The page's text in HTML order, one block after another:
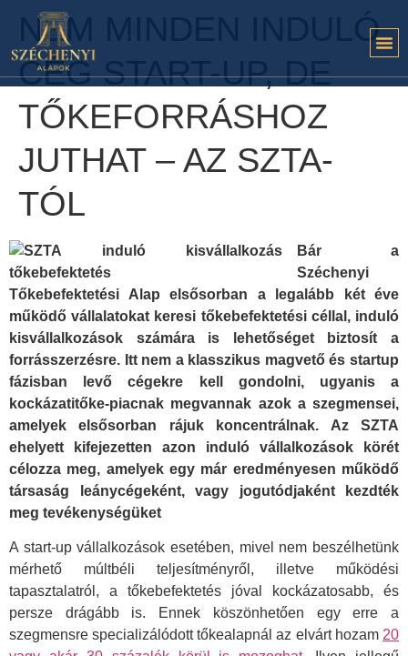
NEM MINDEN INDULÓ
CÉG START-UP, DE
TŐKEFORRÁSHOZ
JUTHAT – AZ SZTA-
TÓL
Bár a
Széchenyi
Tőkebefektetési Alap elsősorban a legalább két éve
működő vállalatokat keresi tőkebefektetési céllal, induló
kisvállalkozások számára is lehetőséget biztosít a
forrásszerzésre. Itt nem a klasszikus magvető és startup
fázisban levő cégekre kell gondolni, ugyanis a
kockázatitőke-piacnak megvannak azok a szegmensei,
amelyek elsősorban rájuk koncentrálnak. Az SZTA
ehelyett kifejezetten azon induló vállalkozások körét
célozza meg, amelyek egy már eredményesen működő
társaság leánycégeként, vagy jogutódjaként kezdték
meg tevékenységüket
A start-up vállalkozások esetében, mivel nem beszélhetünk
mérhető múltbéli teljesítményről, illetve működési
tapasztalatról, a tőkebefektetés jóval kockázatosabb, és
persze drágább is. Ennek köszönhetően egy erre a
szegmensre specializálódott tőkealapnál az elvárt hozam 20